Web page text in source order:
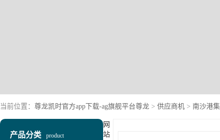
当前位置： 尊龙凯时官方app下载-ag旗舰平台尊龙 > 供应商机 > 南沙港
产品分类 product
网
站